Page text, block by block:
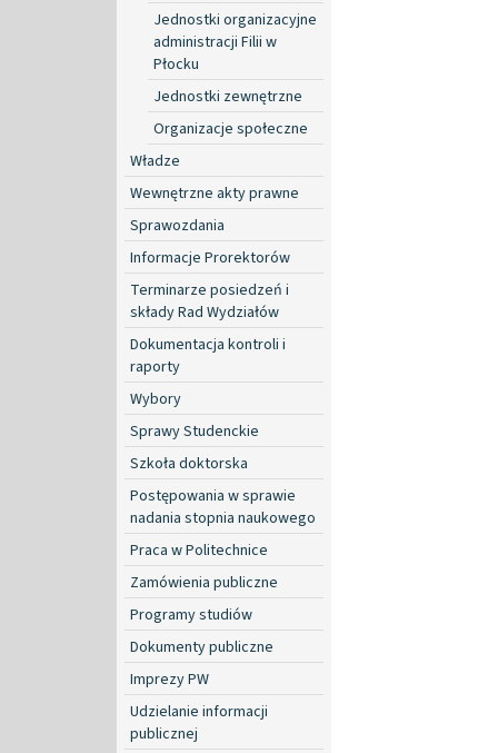
Jednostki organizacyjne
administracji Filii w
Płocku
Jednostki zewnętrzne
Organizacje społeczne
Władze
Wewnętrzne akty prawne
Sprawozdania
Informacje Prorektorów
Terminarze posiedzeń i
składy Rad Wydziałów
Dokumentacja kontroli i
raporty
Wybory
Sprawy Studenckie
Szkoła doktorska
Postępowania w sprawie
nadania stopnia naukowego
Praca w Politechnice
Zamówienia publiczne
Programy studiów
Dokumenty publiczne
Imprezy PW
Udzielanie informacji
publicznej